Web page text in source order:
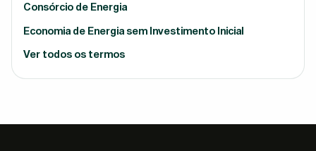
Consórcio de Energia
Economia de Energia sem Investimento Inicial
Ver todos os termos